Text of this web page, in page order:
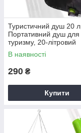
Туристичний душ 20 л,
Портативний душ для
туризму, 20-літровий
туристичний душ
В наявності
290 ₴
Купити